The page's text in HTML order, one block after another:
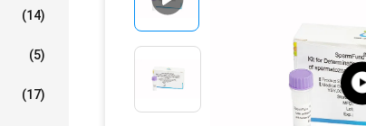
(14)
(5)
(17)